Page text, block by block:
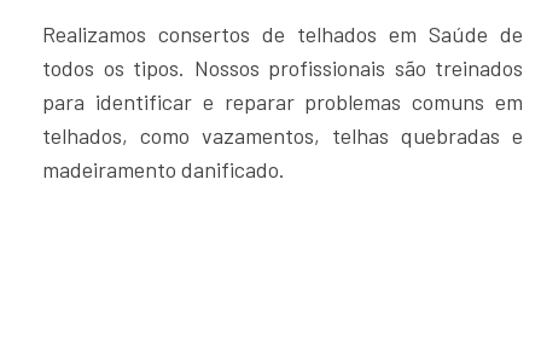
Realizamos consertos de telhados em Saúde de
todos os tipos. Nossos profissionais são treinados
para identificar e reparar problemas comuns em
telhados, como vazamentos, telhas quebradas e
madeiramento danificado.